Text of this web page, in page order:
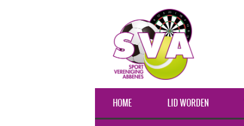
HOME LID WORDEN